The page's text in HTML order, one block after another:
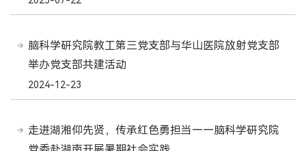
脑科学研究院教工第三党支部与华山医院放射党支部
举办党支部共建活动
2024-12-23
走进湖湘仰先贤，传承红色勇担当——脑科学研究院